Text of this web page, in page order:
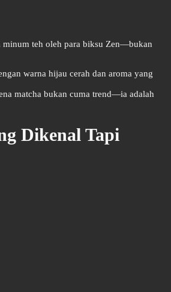
minum teh oleh para biksu Zen—bukan
warna hijau cerah dan aroma yang
matcha bukan cuma trend—ia adalah
Dikenal Tapi